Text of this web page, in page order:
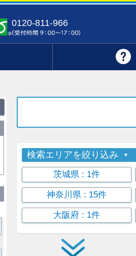
0120-811-966
検索エリアを絞り込み
茨城県: 1件
神奈川県: 15件
大阪府: 1件